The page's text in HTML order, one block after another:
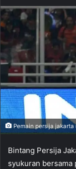
Pemain persija
Bintang Persija
syukuran